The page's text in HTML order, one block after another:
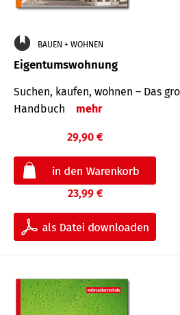
BAUEN + WOHNEN
Eigentumswohnung
Suchen, kaufen, wohnen – Das
Handbuch
mehr
29,90 €
23,99 €